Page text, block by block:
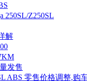
250SL/Z250SL
解
发售
ABS 零售价格调整,购